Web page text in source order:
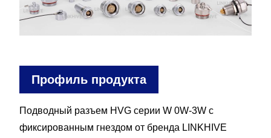
Профиль продукта
Подводный разъем HVG серии W 0W-3W с
фиксированным гнездом от бренда LINKHIVE